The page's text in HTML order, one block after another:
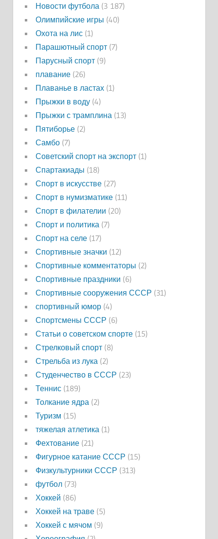
Новости футбола(3 187)
Олимпийские игры (40)
Охота на лис(1)
Парашютный спорт(7)
Парусный спорт(9)
плавание(26)
Плаванье в ластах(1)
Прыжки в воду(4)
Прыжки с трамплина(13)
Пятиборье(2)
Самбо(7)
Советский спорт на экспорт(1)
Спартакиады (18)
Спорт в искусстве(27)
Спорт в нумизматике(11)
Спорт в филателии (20)
Спорт и политика(7)
Спорт на селе(17)
Спортивные значки (12)
Спортивные комментаторы (2)
Спортивные праздники (6)
Спортивные сооружения СССР (31)
спортивный юмор(4)
Спортсмены СССР (6)
Статьи о советском спорте(15)
Стрелковый спорт(8)
Стрельба из лука(2)
Студенчество в СССР (23)
Теннис(189)
Толкание ядра(2)
Туризм (15)
тяжелая атлетика(1)
Фехтование(21)
Фигурное катание СССР (15)
Физкультурники СССР (313)
футбол(73)
Хоккей (86)
Хоккей на траве(5)
Хоккей с мячом (9)